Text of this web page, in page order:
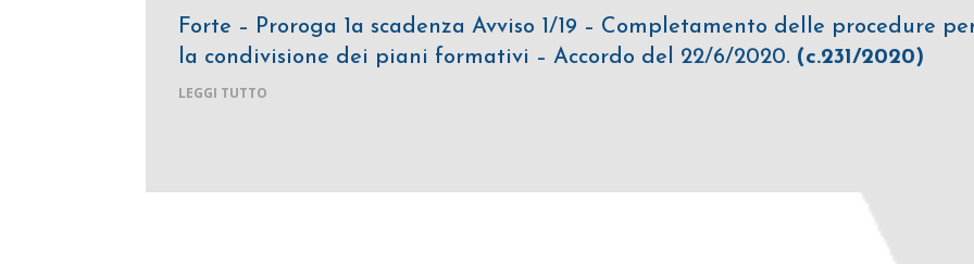
Forte – Proroga 1a scadenza Avviso 1/19 – Completamento delle procedure
la condivisione dei piani formativi – Accordo del 22/6/2020. (c.231/2020)
LEGGI TUTTO